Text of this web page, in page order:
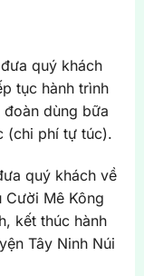
quý khách
tục hành trình
dùng bữa
(chi phí tự túc).
quý khách về
Cười Mê Kông
kết thúc hành
Tây Ninh Núi